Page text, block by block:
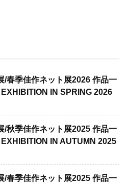
/春季佳作ネット展2026 作品一
IN SPRING 2026
/秋季佳作ネット展2025 作品一
IN AUTUMN 2025
/春季佳作ネット展2025 作品一